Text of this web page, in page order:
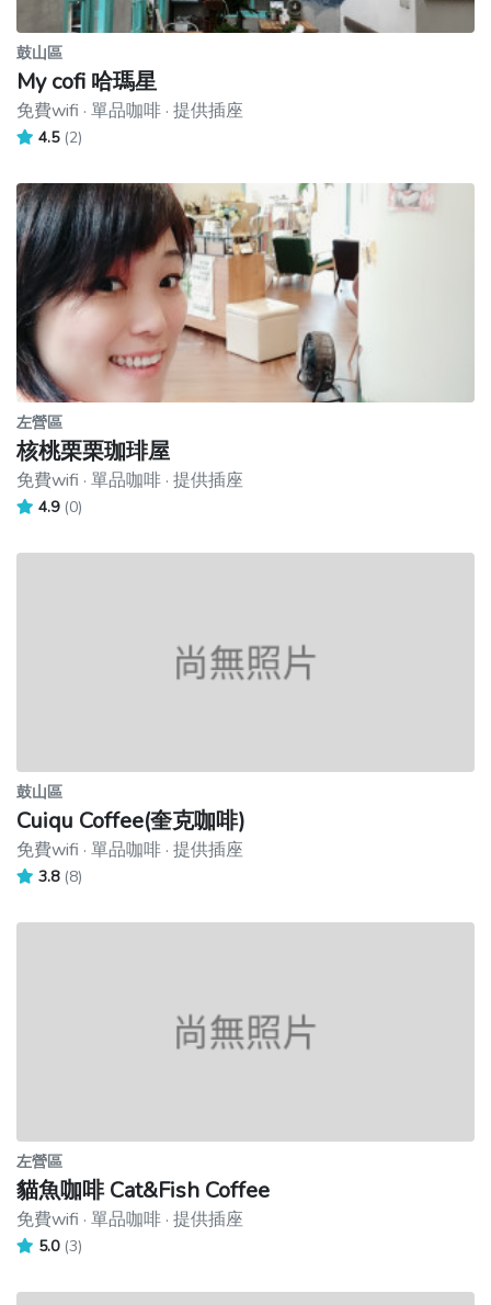
鼓山區
My cofi 哈瑪星
免費wifi · 單品咖啡 · 提供插座
4.5 (2)
左營區
核桃栗栗珈琲屋
免費wifi · 單品咖啡 · 提供插座
4.9 (0)
鼓山區
Cuiqu Coffee(奎克咖啡)
免費wifi · 單品咖啡 · 提供插座
3.8 (8)
左營區
貓魚咖啡 Cat&Fish Coffee
免費wifi · 單品咖啡 · 提供插座
5.0 (3)